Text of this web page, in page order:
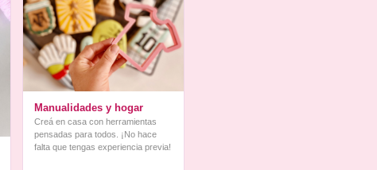
Manualidades y hogar
Creá en casa con herramientas
pensadas para todos. ¡No hace
falta que tengas experiencia previa!